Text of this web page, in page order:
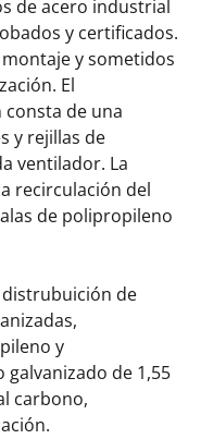
de acero industrial
y certificados.
y sometidos
El
de una
y rejillas de
ventilador. La
recirculación del
de polipropileno
de
y
de 1,55
carbono,